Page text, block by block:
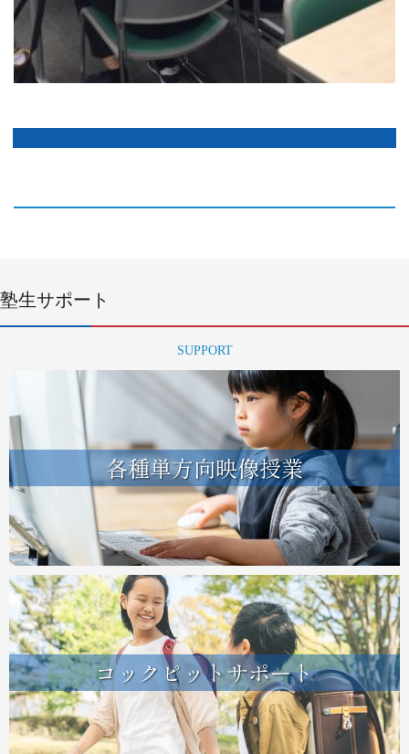
塾生サポート
SUPPORT
各種単方向映像授業
コックピットサポート